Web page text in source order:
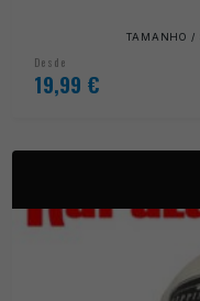
TAMANHO /
Desde
19,99 €